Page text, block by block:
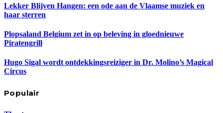
Lekker Blijven Hangen: een ode aan de Vlaamse muziek en
haar sterren
Plopsaland Belgium zet in op beleving in gloednieuwe
Piratengrill
Hugo Sigal wordt ontdekkingsreiziger in Dr. Molino’s Magical
Circus
Populair